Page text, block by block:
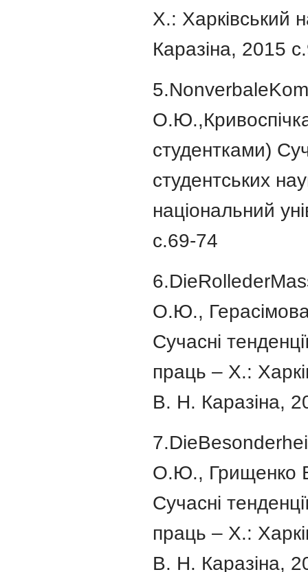
Х.: Харківський
Каразіна, 2015
студентками)
студентських
національний
с.69-74
О.Ю., Герасімова
Сучасні
праць – Х.:
В. Н. Каразіна,
О.Ю., Грищенко В.
Сучасні
праць – Х.:
В. Н. Каразіна,